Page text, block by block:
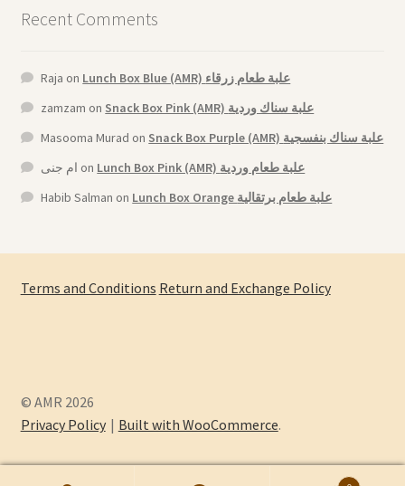
Recent Comments
Raja on
Lunch Box Blue (AMR) علبة طعام زرقاء
zamzam on
Snack Box Pink (AMR) علبة سناك وردية
Masooma Murad on
Snack Box Purple (AMR) علبة سناك بنفسجية
ام جنى on
Lunch Box Pink (AMR) علبة طعام وردية
Habib Salman on Lunch Box Orange علبة طعام برتقالية
Terms and Conditions Return and Exchange Policy
© AMR 2026
Privacy Policy
Built with WooCommerce.